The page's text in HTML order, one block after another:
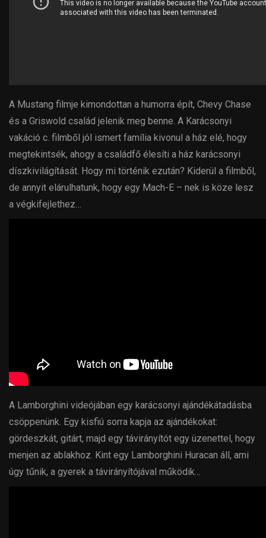
A Mustang filmje kimondottan a humorra épít, Chevy Chase
és a Griswold család jelenik meg benne. A Karácsonyi
vakáció c. filmből jól ismert família kivonul a ház elé, hogy
megtekintsék, ahogy a családfő élesíti a ház karácsonyi
díszkivilágítását. Hogy mi történik ezután? Kiderül a filmből,
de annyit elárulhatunk, hogy egy Mach-E – nek is köze lesz
a végkifejlethez…
A Lamborghini videójában egy karácsonyi ajándékátadásba
csöppenünk. Egy kisfiú sorra kapja az ajándékokat:
gördeszkát, gitárt, majd egy távirányítót egy üzenettel, hogy
menjen az ablakhoz. Kint egy Lamborghini Huracan áll, ami
úgy tűnik, a gyerek a távirányítójával működik…